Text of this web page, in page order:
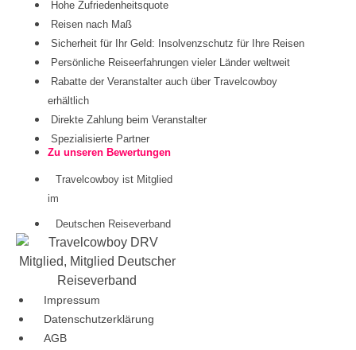
Hohe Zufriedenheitsquote
Reisen nach Maß
Sicherheit für Ihr Geld: Insolvenzschutz für Ihre Reisen
Persönliche Reiseerfahrungen vieler Länder weltweit
Rabatte der Veranstalter auch über Travelcowboy
erhältlich
Direkte Zahlung beim Veranstalter
Spezialisierte Partner
Zu unseren Bewertungen
Travelcowboy ist Mitglied
im
Deutschen Reiseverband
Impressum
Datenschutzerklärung
AGB